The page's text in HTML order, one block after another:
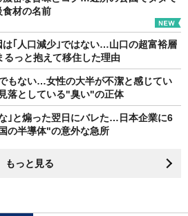
食材の名前
｢人口減少｣ではない…山口の超富裕層
るっと抱えて移住した理由
もない…女性の大半が不潔と感じてい
落としている"臭い"の正体
｣と煽った翌日にバレた…日本企業に6
の半導体"の意外な急所
もっと見る